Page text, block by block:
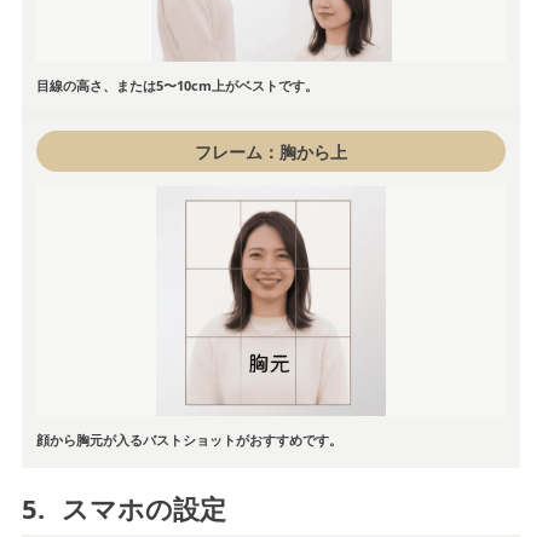
目線の高さ、または5〜10cm上がベストです。
フレーム：胸から上
顔から胸元が入るバストショットがおすすめです。
5. スマホの設定